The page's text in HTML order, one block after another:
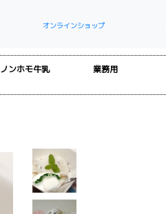
オンラインショップ
ノンホモ牛乳 業務用